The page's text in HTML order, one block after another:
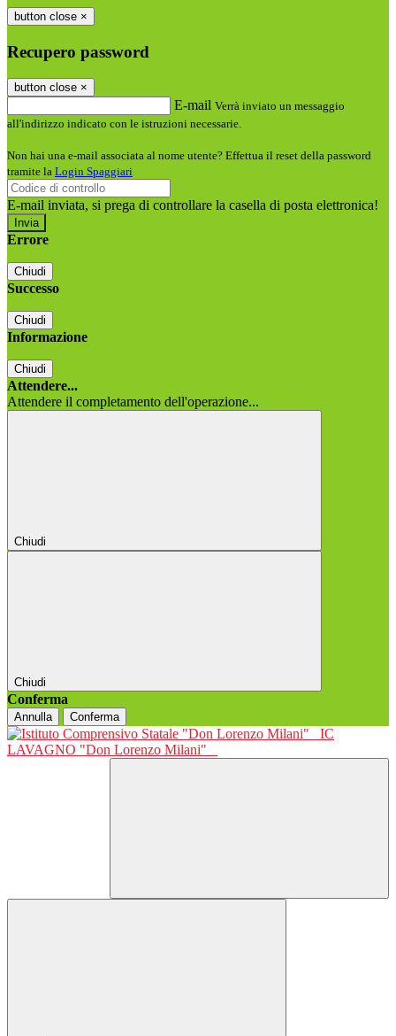
button close ×
Recupero password
button close ×
E-mail Verrà inviato un messaggio
all'indirizzo indicato con le istruzioni necessarie.
Non hai una e-mail associata al nome utente? Effettua il reset della password
tramite la Login Spaggiari
E-mail inviata, si prega di controllare la casella di posta elettronica!
Errore
Chiudi
Successo
Chiudi
Informazione
Chiudi
Attendere...
Attendere il completamento dell'operazione...
Chiudi
Chiudi
Conferma
Annulla Conferma
IC
LAVAGNO "Don Lorenzo Milani"